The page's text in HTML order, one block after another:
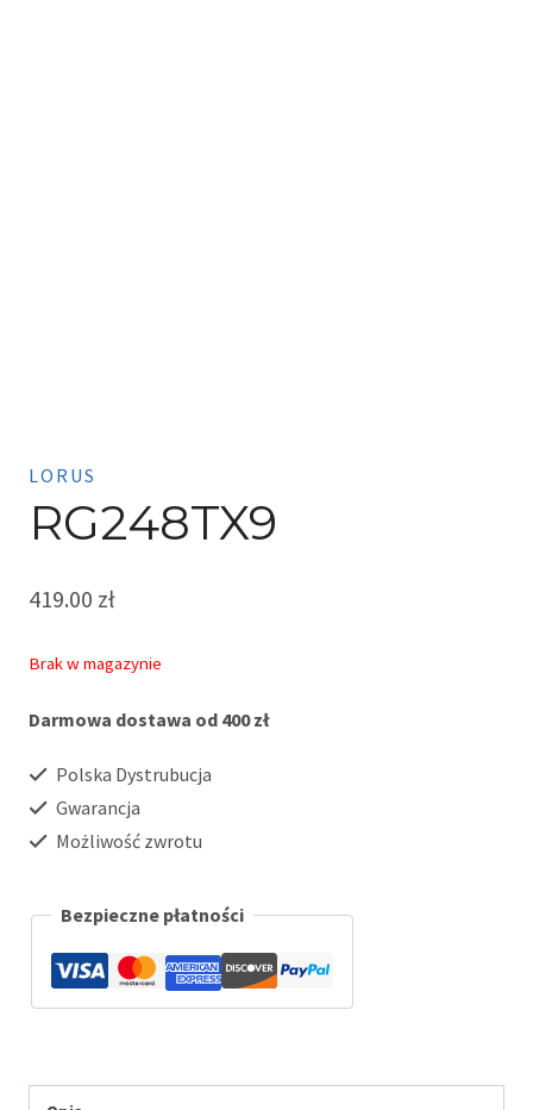
LORUS
RG248TX9
419.00 zł
Brak w magazynie
Darmowa dostawa od 400 zł
Polska Dystrubucja
Gwarancja
Możliwość zwrotu
Bezpieczne płatności